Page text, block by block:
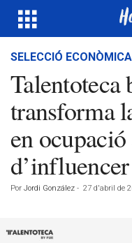
SELECCIÓ ECONÒMICA
Talentoteca
transforma
en
d’influencer
Por Jordi González - 27 d'abril de